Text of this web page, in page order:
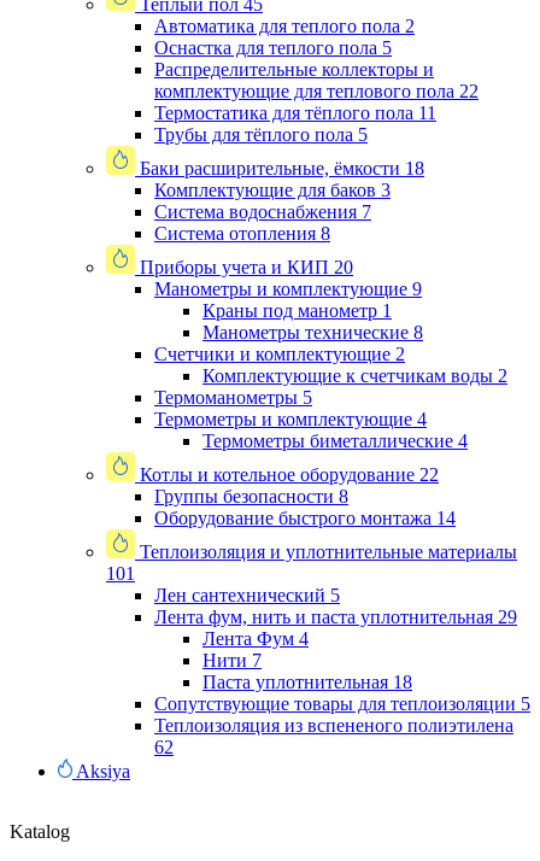
Теплый пол 45
Автоматика для теплого пола 2
Оснастка для теплого пола 5
Распределительные коллекторы и
комплектующие для теплового пола 22
Термостатика для тёплого пола 11
Трубы для тёплого пола 5
Баки расширительные, ёмкости 18
Комплектующие для баков 3
Система водоснабжения 7
Система отопления 8
Приборы учета и КИП 20
Манометры и комплектующие 9
Краны под манометр 1
Манометры технические 8
Счетчики и комплектующие 2
Комплектующие к счетчикам воды 2
Термоманометры 5
Термометры и комплектующие 4
Термометры биметаллические 4
Котлы и котельное оборудование 22
Группы безопасности 8
Оборудование быстрого монтажа 14
Теплоизоляция и уплотнительные материалы
101
Лен сантехнический 5
Лента фум, нить и паста уплотнительная 29
Лента Фум 4
Нити 7
Паста уплотнительная 18
Сопутствующие товары для теплоизоляции 5
Теплоизоляция из вспененого полиэтилена
62
Aksiya
Katalog